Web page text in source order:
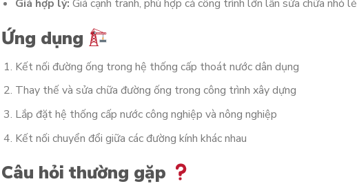
Giá hợp lý: Giá cạnh tranh, phù hợp cả công trình lớn lẫn sửa chữa nhỏ lẻ
Ứng dụng
Kết nối đường ống trong hệ thống cấp thoát nước dân dụng
Thay thế và sửa chữa đường ống trong công trình xây dựng
Lắp đặt hệ thống cấp nước công nghiệp và nông nghiệp
Kết nối chuyển đổi giữa các đường kính khác nhau
Câu hỏi thường gặp